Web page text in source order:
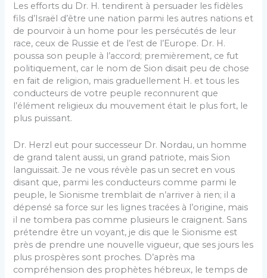
Les efforts du Dr. H. tendirent à persuader les fidèles
fils d’Israël d’être une nation parmi les autres nations et
de pourvoir à un home pour les persécutés de leur
race, ceux de Russie et de l’est de l’Europe. Dr. H.
poussa son peuple à l’accord; premièrement, ce fut
politiquement, car le nom de Sion disait peu de chose
en fait de religion, mais gra­duellement H. et tous les
conducteurs de votre peuple recon­nurent que
l’élément religieux du mouvement était le plus fort, le
plus puissant.
Dr. Herzl eut pour successeur Dr. Nordau, un homme
de grand talent aussi, un grand patriote, mais Sion
languissait. Je ne vous révèle pas un secret en vous
disant que, parmi les conducteurs comme parmi le
peuple, le Sionisme tremblait de n’arriver à rien; il a
dépensé sa force sur les lignes tracées à l’origine, mais
il ne tombera pas comme plusieurs le crai­gnent. Sans
prétendre être un voyant, je dis que le Sionisme est
près de prendre une nouvelle vigueur, que ses jours les
plus prospères sont proches. D’après ma
compréhension des prophètes hébreux, le temps de